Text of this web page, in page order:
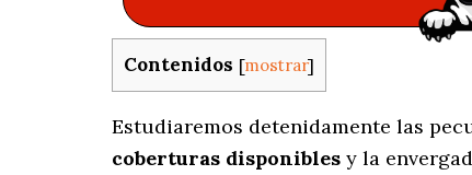
Contenidos [mostrar]
Estudiaremos detenidamente las
coberturas disponibles y la